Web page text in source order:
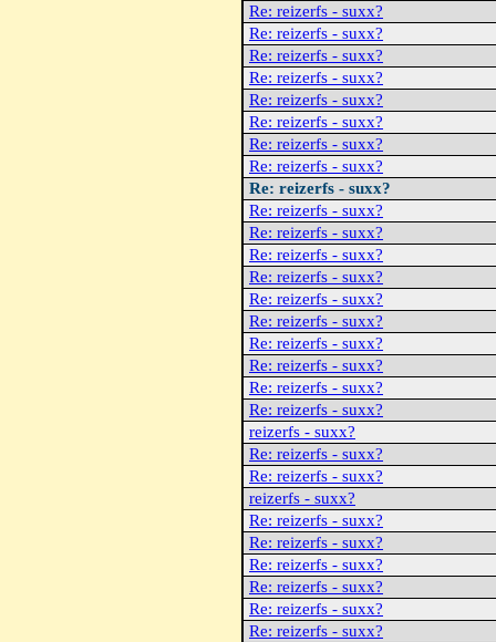
Re: reizerfs - suxx?
Re: reizerfs - suxx?
Re: reizerfs - suxx?
Re: reizerfs - suxx?
Re: reizerfs - suxx?
Re: reizerfs - suxx?
Re: reizerfs - suxx?
Re: reizerfs - suxx?
Re: reizerfs - suxx?
Re: reizerfs - suxx?
Re: reizerfs - suxx?
Re: reizerfs - suxx?
Re: reizerfs - suxx?
Re: reizerfs - suxx?
Re: reizerfs - suxx?
Re: reizerfs - suxx?
Re: reizerfs - suxx?
Re: reizerfs - suxx?
Re: reizerfs - suxx?
reizerfs - suxx?
Re: reizerfs - suxx?
Re: reizerfs - suxx?
reizerfs - suxx?
Re: reizerfs - suxx?
Re: reizerfs - suxx?
Re: reizerfs - suxx?
Re: reizerfs - suxx?
Re: reizerfs - suxx?
Re: reizerfs - suxx?